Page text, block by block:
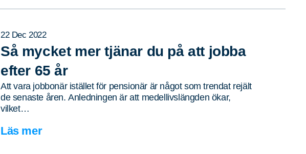
22 Dec 2022
Så mycket mer tjänar du på att jobba
efter 65 år
Att vara jobbonär istället för pensionär är något som trendat rejält
de senaste åren. Anledningen är att medellivslängden ökar,
vilket…
Läs mer